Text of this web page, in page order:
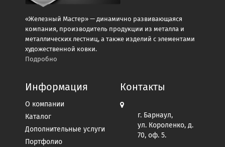
«Железный Мастер» — динамично развивающаяся
компания, производитель продукции из металла и
металлических лестниц, а также изделий с элементами
художественной ковки.
Подробно
Информация
О компании
Каталог
Дополнительные услуги
Портфолио
Контакты
г. Барнаул,
ул. Короленко, д.
70, оф. 5.